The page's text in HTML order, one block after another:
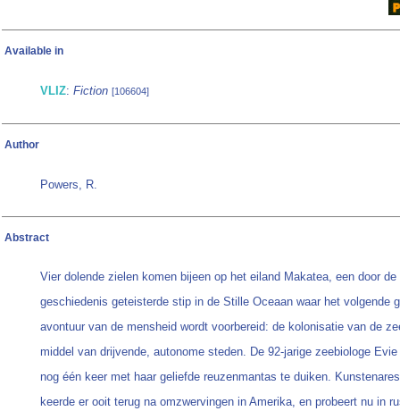
Available in
VLIZ: Fiction [106604]
Author
Powers, R.
Abstract
Vier dolende zielen komen bijeen op het eiland Makatea, een door de
geschiedenis geteisterde stip in de Stille Oceaan waar het volgende
avontuur van de mensheid wordt voorbereid: de kolonisatie van de
middel van drijvende, autonome steden. De 92-jarige zeebiologe
nog één keer met haar geliefde reuzenmantas te duiken.
keerde er ooit terug na omzwervingen in Amerika, en probeert nu in